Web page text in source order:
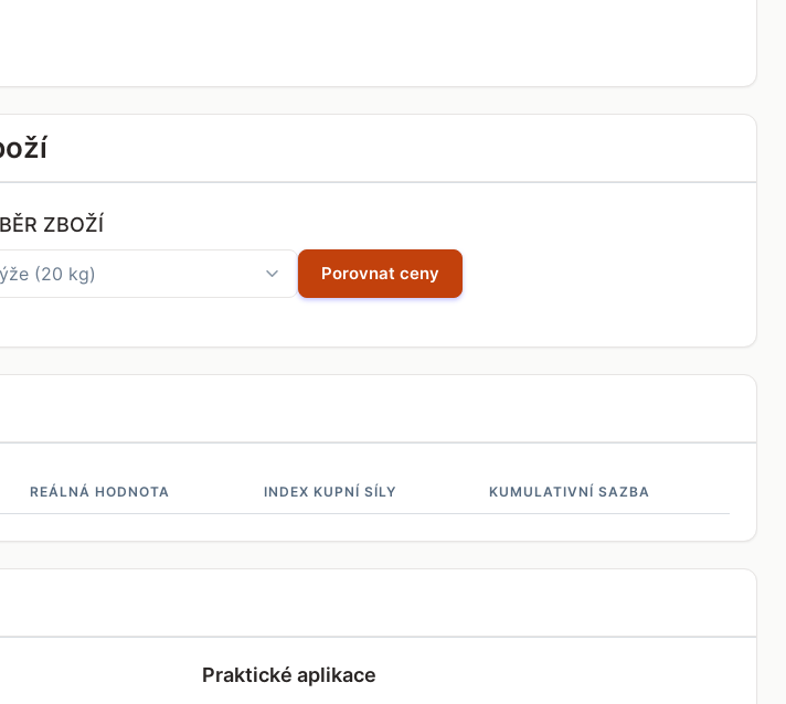
ZBOŽÍ
Porovnat ceny
REÁLNÁ HODNOTA INDEX KUPNÍ SÍLY KUMULATIVNÍ SAZBA
Praktické aplikace